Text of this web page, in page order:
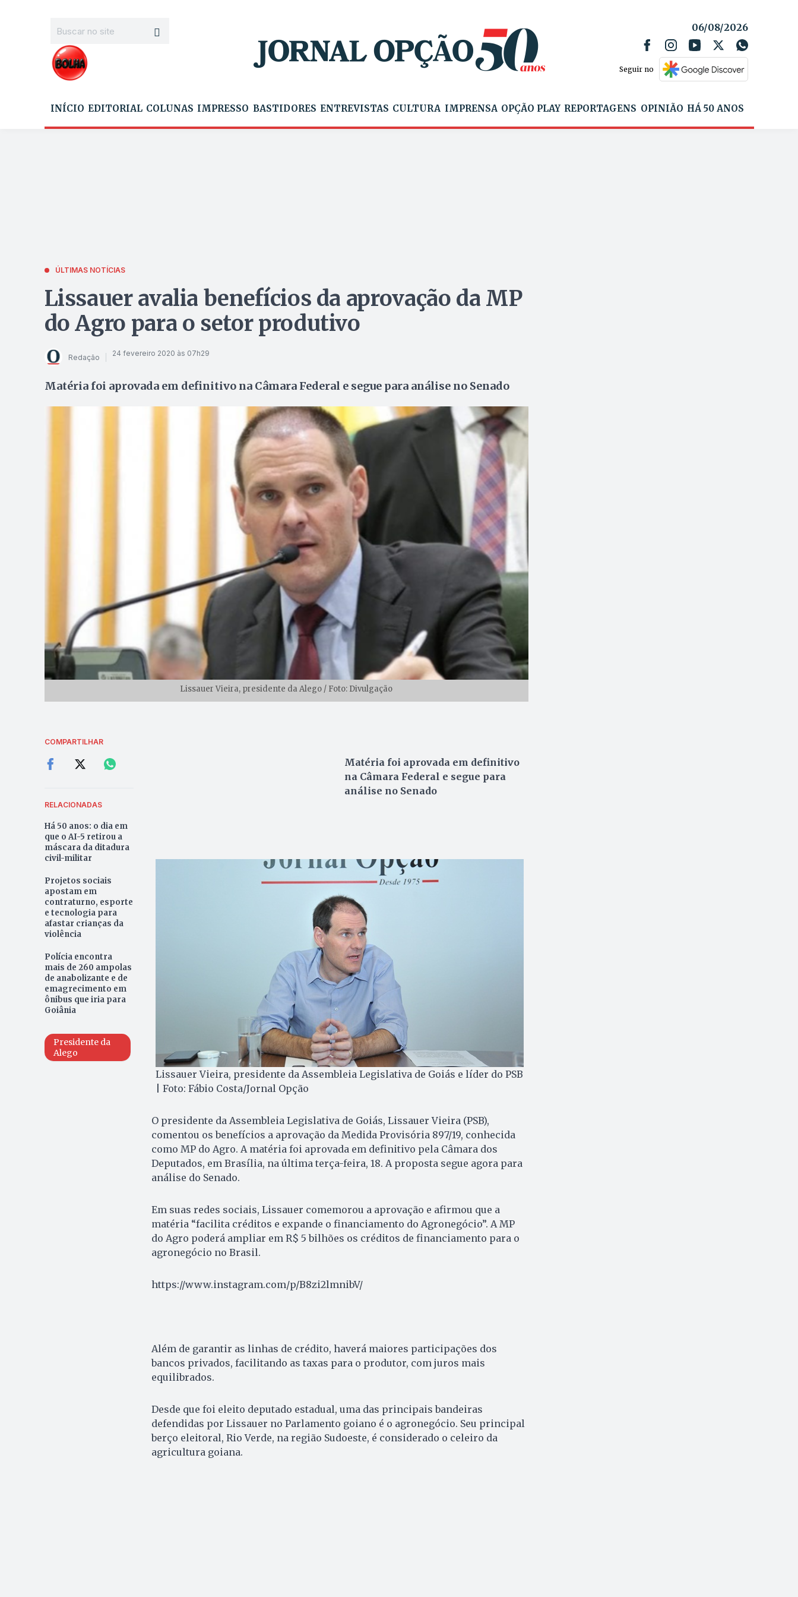
06/08/2026
Seguir no
INÍCIO EDITORIAL COLUNAS IMPRESSO BASTIDORES ENTREVISTAS CULTURA IMPRENSA OPÇÃO PLAY REPORTAGENS OPINIÃO HÁ 50 ANOS
ÚLTIMAS NOTÍCIAS
Lissauer avalia benefícios da aprovação da MP
do Agro para o setor produtivo
Redação 24 fevereiro 2020 às 07h29
Matéria foi aprovada em definitivo na Câmara Federal e segue para análise no Senado
Lissauer Vieira, presidente da Alego / Foto: Divulgação
COMPARTILHAR
RELACIONADAS
Há 50 anos: o dia em
que o AI-5 retirou a
máscara da ditadura
civil-militar
Projetos sociais
apostam em
contraturno, esporte
e tecnologia para
afastar crianças da
violência
Polícia encontra
mais de 260 ampolas
de anabolizante e de
emagrecimento em
ônibus que iria para
Goiânia
Presidente da
Alego
Matéria foi aprovada em definitivo
na Câmara Federal e segue para
análise no Senado
Lissauer Vieira, presidente da Assembleia Legislativa de Goiás e líder do PSB
| Foto: Fábio Costa/Jornal Opção
O presidente da Assembleia Legislativa de Goiás, Lissauer Vieira (PSB),
comentou os benefícios a aprovação da Medida Provisória 897/19, conhecida
como MP do Agro. A matéria foi aprovada em definitivo pela Câmara dos
Deputados, em Brasília, na última terça-feira, 18. A proposta segue agora para
análise do Senado.
Em suas redes sociais, Lissauer comemorou a aprovação e afirmou que a
matéria “facilita créditos e expande o financiamento do Agronegócio”. A MP
do Agro poderá ampliar em R$ 5 bilhões os créditos de financiamento para o
agronegócio no Brasil.
https://www.instagram.com/p/B8zi2lmnibV/
Além de garantir as linhas de crédito, haverá maiores participações dos
bancos privados, facilitando as taxas para o produtor, com juros mais
equilibrados.
Desde que foi eleito deputado estadual, uma das principais bandeiras
defendidas por Lissauer no Parlamento goiano é o agronegócio. Seu principal
berço eleitoral, Rio Verde, na região Sudoeste, é considerado o celeiro da
agricultura goiana.